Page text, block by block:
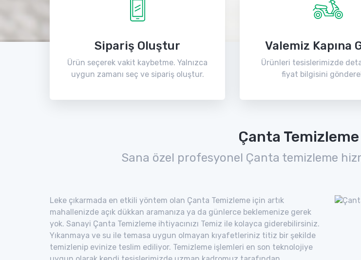
Sipariş Oluştur
Ürün seçerek vakit kaybetme. Yalnızca
uygun zamanı seç ve sipariş oluştur.
Valemiz Kapına
Ürünleri tesislerimizde
fiyat bilgisini
Çanta
Sana özel profesyonel Çanta temizleme
Leke çıkarmada en etkili yöntem olan Çanta Temizleme için artık
mahallenizde açık dükkan aramanıza ya da günlerce beklemenize gerek
yok. Sanayi Çanta Temizleme ihtiyacınızı Temiz ile kolayca giderebilirsiniz.
Yıkanmaya ve su ile temasa uygun olmayan kıyafetleriniz titiz bir şekilde
temizlenip evinize teslim ediliyor. Temizleme işlemleri en son teknolojiye